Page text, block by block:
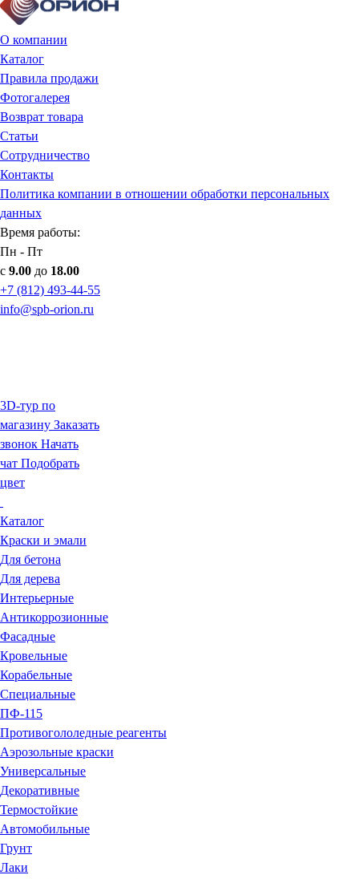
О компании
Каталог
Правила продажи
Фотогалерея
Возврат товара
Статьи
Сотрудничество
Контакты
Политика компании в отношении обработки персональных
данных
Время работы:
Пн - Пт
с 9.00 до 18.00
+7 (812) 493-44-55
info@spb-orion.ru
3D-тур по
магазину Заказать
звонок Начать
чат Подобрать
цвет
Каталог
Краски и эмали
Для бетона
Для дерева
Интерьерные
Антикоррозионные
Фасадные
Кровельные
Корабельные
Специальные
ПФ-115
Противогололедные реагенты
Аэрозольные краски
Универсальные
Декоративные
Термостойкие
Автомобильные
Грунт
Лаки